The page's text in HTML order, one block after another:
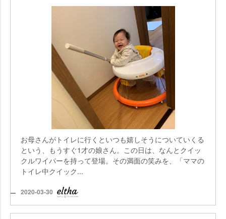
お母さんがトイレに行くといつも嬉しそうについていくる
という、もうすぐ1才の娘さん。この日は、なんとクイッ
クルワイパーを持って登場。その満面の笑みを、「ママの
トイレ中クイック...
2020-03-30